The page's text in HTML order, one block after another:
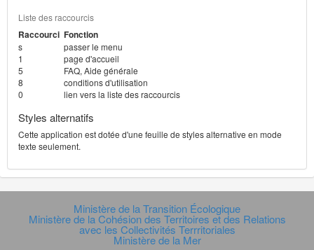
Liste des raccourcis
Raccourci Fonction
s
passer le menu
1
page d'accueil
5
FAQ, Aide générale
8
conditions d'utilisation
0
lien vers la liste des raccourcis
Styles alternatifs
Cette application est dotée d'une feuille de styles alternative en mode
texte seulement.
Ministère de la Transition Écologique
Ministère de la Cohésion des Territoires et des Relations
avec les Collectivités Terrritoriales
Ministère de la Mer